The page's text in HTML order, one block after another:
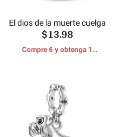
El dios de la muerte cuelga
$13.98
Compre 6 y obtenga 1